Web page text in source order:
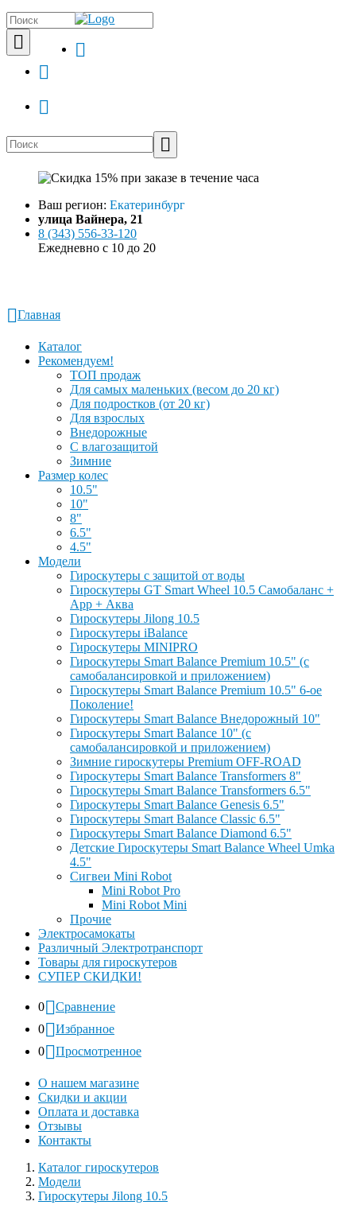
Ваш регион: Екатеринбург
улица Вайнера, 21
8 (343) 556-33-120
Ежедневно с 10 до 20
Главная
Каталог
Рекомендуем!
ТОП продаж
Для самых маленьких (весом до 20 кг)
Для подростков (от 20 кг)
Для взрослых
Внедорожные
С влагозащитой
Зимние
Размер колес
10.5"
10"
8"
6.5"
4.5"
Модели
Гироскутеры с защитой от воды
Гироскутеры GT Smart Wheel 10.5 Самобаланс +
App + Аква
Гироскутеры Jilong 10.5
Гироскутеры iBalance
Гироскутеры MINIPRO
Гироскутеры Smart Balance Premium 10.5" (с
самобалансировкой и приложением)
Гироскутеры Smart Balance Premium 10.5" 6-ое
Поколение!
Гироскутеры Smart Balance Внедорожный 10"
Гироскутеры Smart Balance 10" (с
самобалансировкой и приложением)
Зимние гироскутеры Premium OFF-ROAD
Гироскутеры Smart Balance Transformers 8"
Гироскутеры Smart Balance Transformers 6.5"
Гироскутеры Smart Balance Genesis 6.5"
Гироскутеры Smart Balance Classic 6.5"
Гироскутеры Smart Balance Diamond 6.5"
Детские Гироскутеры Smart Balance Wheel Umka
4.5"
Сигвеи Mini Robot
Mini Robot Pro
Mini Robot Mini
Прочие
Электросамокаты
Различный Электротранспорт
Товары для гироскутеров
СУПЕР СКИДКИ!
0
Сравнение
0
Избранное
0
Просмотренное
О нашем магазине
Скидки и акции
Оплата и доставка
Отзывы
Контакты
Каталог гироскутеров
Модели
Гироскутеры Jilong 10.5